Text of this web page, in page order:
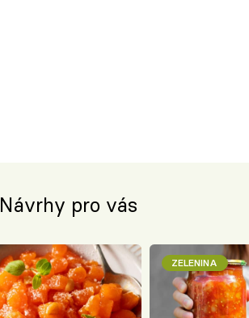
Návrhy pro vás
ZELENINA